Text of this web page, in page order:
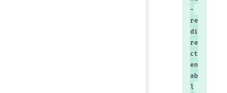
-
re
di
re
ct
en
ab
l